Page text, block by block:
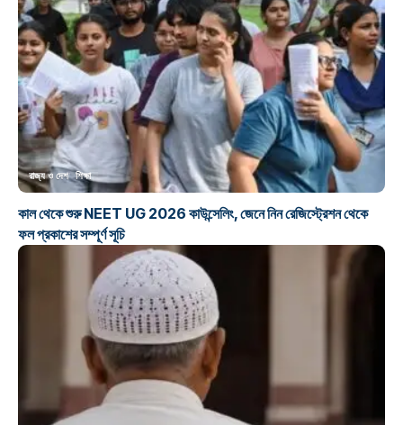
রাজ্য ও দেশ শিক্ষা
কাল থেকে শুরু NEET UG 2026 কাউন্সেলিং, জেনে নিন রেজিস্ট্রেশন থেকে
ফল প্রকাশের সম্পূর্ণ সূচি